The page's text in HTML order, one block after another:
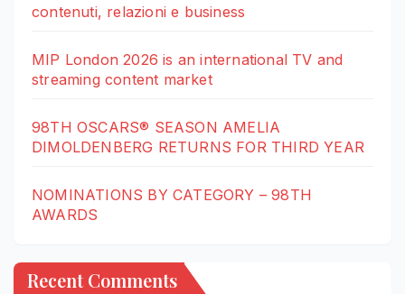
contenuti, relazioni e business
MIP London 2026 is an international TV and
streaming content market
98TH OSCARS® SEASON AMELIA
DIMOLDENBERG RETURNS FOR THIRD YEAR
NOMINATIONS BY CATEGORY – 98TH
AWARDS
Recent Comments